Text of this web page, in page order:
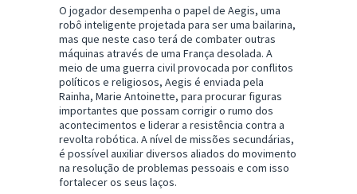
O jogador desempenha o papel de Aegis, uma
robô inteligente projetada para ser uma bailarina,
mas que neste caso terá de combater outras
máquinas através de uma França desolada. A
meio de uma guerra civil provocada por conflitos
políticos e religiosos, Aegis é enviada pela
Rainha, Marie Antoinette, para procurar figuras
importantes que possam corrigir o rumo dos
acontecimentos e liderar a resistência contra a
revolta robótica. A nível de missões secundárias,
é possível auxiliar diversos aliados do movimento
na resolução de problemas pessoais e com isso
fortalecer os seus laços.